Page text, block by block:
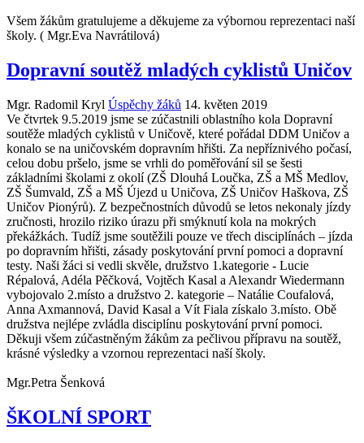
Všem žákům gratulujeme a děkujeme za výbornou reprezentaci naší
školy. ( Mgr.Eva Navrátilová)
Dopravní soutěž mladých cyklistů Uničov
Mgr. Radomil Kryl Úspěchy žáků 14. květen 2019
Ve čtvrtek 9.5.2019 jsme se zúčastnili oblastního kola Dopravní
soutěže mladých cyklistů v Uničově, které pořádal DDM Uničov a
konalo se na uničovském dopravním hřišti. Za nepříznivého počasí,
celou dobu pršelo, jsme se vrhli do poměřování sil se šesti
základními školami z okolí (ZŠ Dlouhá Loučka, ZŠ a MŠ Medlov,
ZŠ Šumvald, ZŠ a MŠ Újezd u Uničova, ZŠ Uničov Haškova, ZŠ
Uničov Pionýrů). Z bezpečnostních důvodů se letos nekonaly jízdy
zručnosti, hrozilo riziko úrazu při smýknutí kola na mokrých
překážkách. Tudíž jsme soutěžili pouze ve třech disciplínách – jízda
po dopravním hřišti, zásady poskytování první pomoci a dopravní
testy. Naši žáci si vedli skvěle, družstvo 1.kategorie - Lucie
Répalová, Adéla Pěčková, Vojtěch Kasal a Alexandr Wiedermann
vybojovalo 2.místo a družstvo 2. kategorie – Natálie Coufalová,
Anna Axmannová, David Kasal a Vít Fiala získalo 3.místo. Obě
družstva nejlépe zvládla disciplínu poskytování první pomoci.
Děkuji všem zúčastněným žákům za pečlivou přípravu na soutěž,
krásné výsledky a vzornou reprezentaci naší školy.
Mgr.Petra Šenková
ŠKOLNÍ SPORT